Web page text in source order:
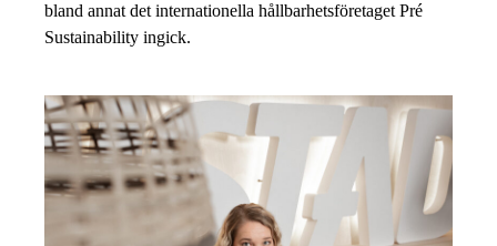
bland annat det internationella hållbarhetsföretaget Pré
Sustainability ingick.